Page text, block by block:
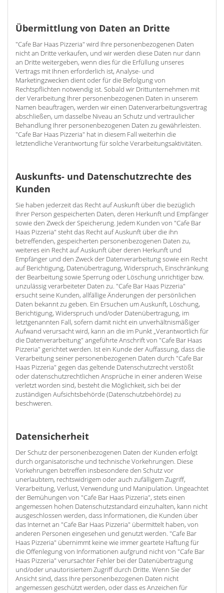
Übermittlung von Daten an Dritte
"Cafe Bar Haas Pizzeria" wird Ihre personenbezogenen Daten
nicht an Dritte verkaufen, und wir werden diese Daten nur dann
an Dritte weitergeben, wenn dies für die Erfüllung unseres
Vertrags mit Ihnen erforderlich ist, Analyse- und
Marketingzwecken dient oder für die Befolgung von
Rechtspflichten notwendig ist. Sobald wir Drittunternehmen mit
der Verarbeitung Ihrer personenbezogenen Daten in unserem
Namen beauftragen, werden wir einen Datenverarbeitungsvertrag
abschließen, um dasselbe Niveau an Schutz und vertraulicher
Behandlung Ihrer personenbezogenen Daten zu gewährleisten.
"Cafe Bar Haas Pizzeria" hat in diesem Fall weiterhin die
letztendliche Verantwortung für solche Verarbeitungsaktivitäten.
Auskunfts- und Datenschutzrechte des
Kunden
Sie haben jederzeit das Recht auf Auskunft über die bezüglich
Ihrer Person gespeicherten Daten, deren Herkunft und Empfänger
sowie den Zweck der Speicherung. Jedem Kunden von "Cafe Bar
Haas Pizzeria" steht das Recht auf Auskunft über die ihn
betreffenden, gespeicherten personenbezogenen Daten zu,
weiteres ein Recht auf Auskunft über deren Herkunft und
Empfänger und den Zweck der Datenverarbeitung sowie ein Recht
auf Berichtigung, Datenübertragung, Widerspruch, Einschränkung
der Bearbeitung sowie Sperrung oder Löschung unrichtiger bzw.
unzulässig verarbeiteter Daten zu. "Cafe Bar Haas Pizzeria"
ersucht seine Kunden, allfällige Änderungen der persönlichen
Daten bekannt zu geben. Ein Ersuchen um Auskunft, Löschung,
Berichtigung, Widerspruch und/oder Datenübertragung, im
letztgenannten Fall, sofern damit nicht ein unverhältnismäßiger
Aufwand verursacht wird, kann an die im Punkt „Verantwortlich für
die Datenverarbeitung" angeführte Anschrift von "Cafe Bar Haas
Pizzeria" gerichtet werden. Ist ein Kunde der Auffassung, dass die
Verarbeitung seiner personenbezogenen Daten durch "Cafe Bar
Haas Pizzeria" gegen das geltende Datenschutzrecht verstößt
oder datenschutzrechtlichen Ansprüche in einer anderen Weise
verletzt worden sind, besteht die Möglichkeit, sich bei der
zuständigen Aufsichtsbehörde (Datenschutzbehörde) zu
beschweren.
Datensicherheit
Der Schutz der personenbezogenen Daten der Kunden erfolgt
durch organisatorische und technische Vorkehrungen. Diese
Vorkehrungen betreffen insbesondere den Schutz vor
unerlaubtem, rechtswidrigem oder auch zufälligem Zugriff,
Verarbeitung, Verlust, Verwendung und Manipulation. Ungeachtet
der Bemühungen von "Cafe Bar Haas Pizzeria", stets einen
angemessen hohen Datenschutzstandard einzuhalten, kann nicht
ausgeschlossen werden, dass Informationen, die Kunden über
das Internet an "Cafe Bar Haas Pizzeria" übermittelt haben, von
anderen Personen eingesehen und genutzt werden. "Cafe Bar
Haas Pizzeria" übernimmt keine wie immer geartete Haftung für
die Offenlegung von Informationen aufgrund nicht von "Cafe Bar
Haas Pizzeria" verursachter Fehler bei der Datenübertragung
und/oder unautorisiertem Zugriff durch Dritte. Wenn Sie der
Ansicht sind, dass Ihre personenbezogenen Daten nicht
angemessen geschützt werden, oder dass es Anzeichen für